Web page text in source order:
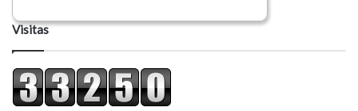
Visitas